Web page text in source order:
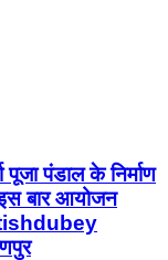
पंडाल के निर्माण
इस बार आयोजन